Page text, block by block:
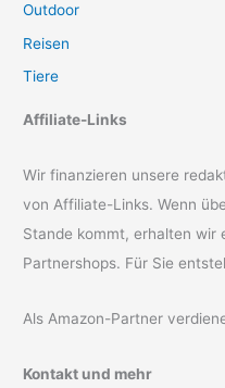
Outdoor
Reisen
Tiere
Affiliate-Links
Wir finanzieren unsere
von Affiliate-Links. Wenn
Stande kommt, erhalten wir
Partnershops. Für Sie
Als Amazon-Partner
Kontakt und mehr